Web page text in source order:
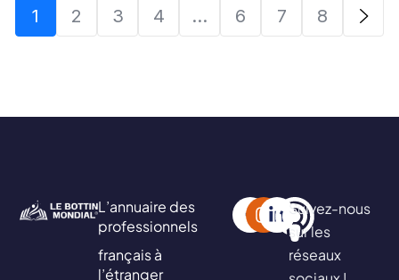
1 2 3 4 … 6 7 8
L’annuaire des
professionnels
français à
l’étranger
Suivez-nous
sur les
réseaux